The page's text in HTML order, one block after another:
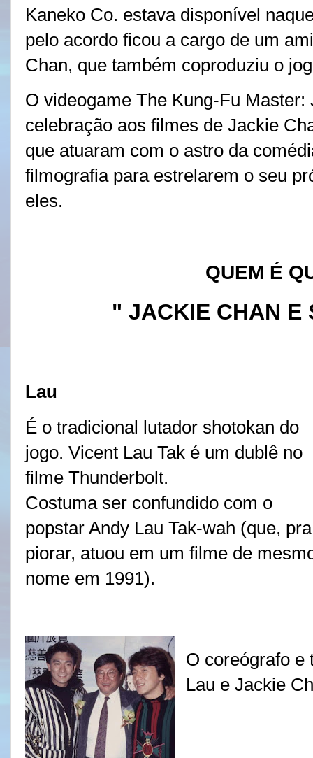
Kaneko Co. estava disponível
pelo acordo ficou a cargo de um
Chan, que também coproduziu o
O videogame The Kung-Fu
celebração aos filmes de Jackie
que atuaram com o astro da
filmografia para estrelarem o seu
eles.
QUEM É
" JACKIE CHAN E
Lau
É o tradicional lutador shotokan do
jogo. Vicent Lau Tak é um dublê no
filme Thunderbolt.
Costuma ser confundido com o
popstar Andy Lau Tak-wah (que, pra
piorar, atuou em um filme de
nome em 1991).
O coreógrafo e
Lau e Jackie